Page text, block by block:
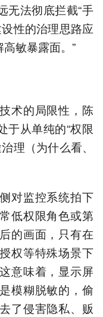
无法彻底拦截“手
性的治理思路应
敏暴露面。”
术的局限性，陈
于从单纯的“权限
理（为什么看、
对监控系统拍下
低权限角色或第
的画面，只有在
权等特殊场景下
意味着，显示屏
模糊脱敏的，偷
了侵害隐私、贩